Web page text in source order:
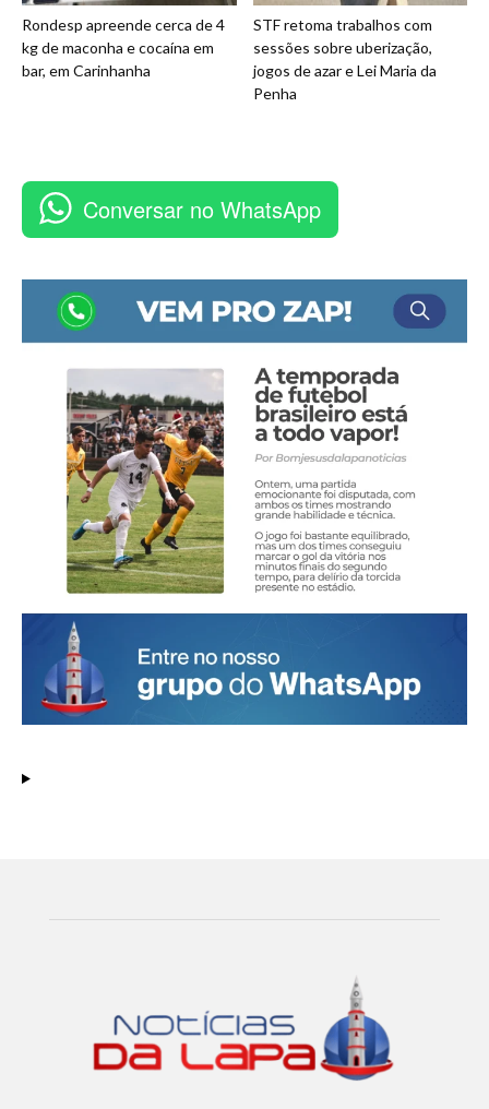
Rondesp apreende cerca de 4
kg de maconha e cocaína em
bar, em Carinhanha
STF retoma trabalhos com
sessões sobre uberização,
jogos de azar e Lei Maria da
Penha
Conversar no WhatsApp